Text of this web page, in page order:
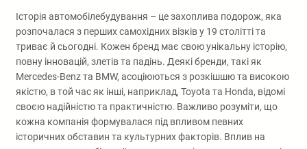
Історія автомобілебудування – це захоплива подорож, яка
розпочалася з перших самохідних візків у 19 столітті та
триває й сьогодні. Кожен бренд має свою унікальну історію,
повну інновацій, злетів та падінь. Деякі бренди, такі як
Mercedes-Benz та BMW, асоціюються з розкішшю та високою
якістю, в той час як інші, наприклад, Toyota та Honda, відомі
своєю надійністю та практичністю. Важливо розуміти, що
кожна компанія формувалася під впливом певних
історичних обставин та культурних факторів. Вплив на